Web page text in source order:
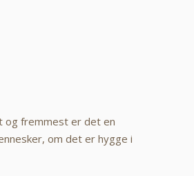
og fremmest er det en
om det er hygge i